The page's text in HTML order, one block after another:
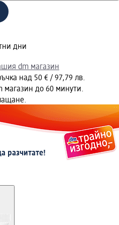
дни
dm магазин
над 50 € / 97,79 лв.
магазин до 60 минути.
разчитате!